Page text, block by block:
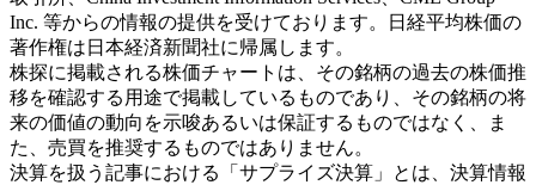
Inc. 等からの情報の提供を受けております。日経平均株価の
著作権は日本経済新聞社に帰属します。
株探に掲載される株価チャートは、その銘柄の過去の株価推
移を確認する用途で掲載しているものであり、その銘柄の将
来の価値の動向を示唆あるいは保証するものではなく、ま
た、売買を推奨するものではありません。
決算を扱う記事における「サプライズ決算」とは、決算情報